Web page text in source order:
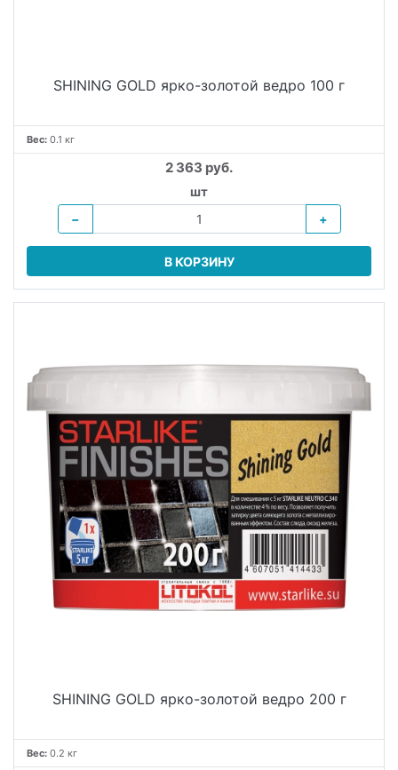
SHINING GOLD ярко-золотой ведро 100 г
Вес: 0.1 кг
2 363 руб.
шт
−
+
В КОРЗИНУ
SHINING GOLD ярко-золотой ведро 200 г
Вес: 0.2 кг